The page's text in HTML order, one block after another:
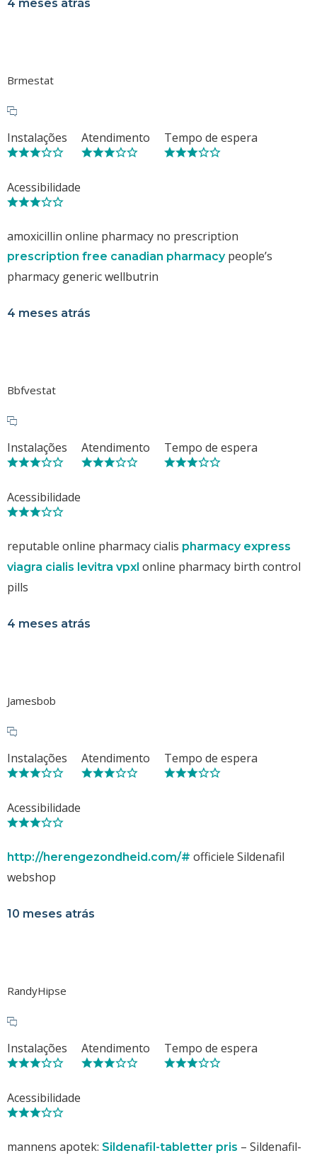
4 meses atrás
Brmestat
Instalações Atendimento Tempo de espera
Acessibilidade
amoxicillin online pharmacy no prescription
prescription free canadian pharmacypeople’s
pharmacy generic wellbutrin
4 meses atrás
Bbfvestat
Instalações Atendimento Tempo de espera
Acessibilidade
reputable online pharmacy cialis pharmacy express
viagra cialis levitra vpxl online pharmacy birth control
pills
4 meses atrás
Jamesbob
Instalações Atendimento Tempo de espera
Acessibilidade
http://herengezondheid.com/# officiele Sildenafil
webshop
10 meses atrás
RandyHipse
Instalações Atendimento Tempo de espera
Acessibilidade
mannens apotek: Sildenafil-tabletter pris – Sildenafil-